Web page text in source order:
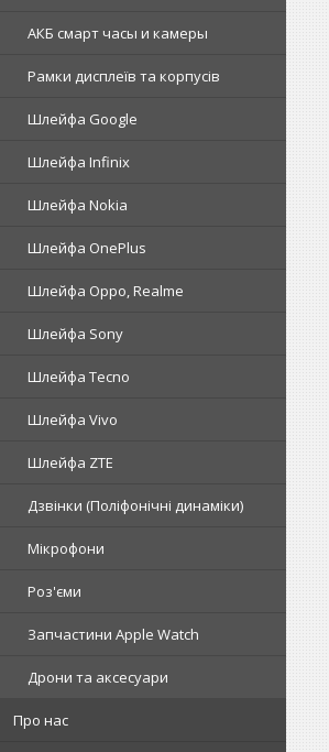
АКБ смарт часы и камеры
Рамки дисплеїв та корпусів
Шлейфа Google
Шлейфа Infinix
Шлейфа Nokia
Шлейфа OnePlus
Шлейфа Oppo, Realme
Шлейфа Sony
Шлейфа Tecno
Шлейфа Vivo
Шлейфа ZTE
Дзвінки (Поліфонічні динаміки)
Мікрофони
Роз'єми
Запчастини Apple Watch
Дрони та аксесуари
Про нас